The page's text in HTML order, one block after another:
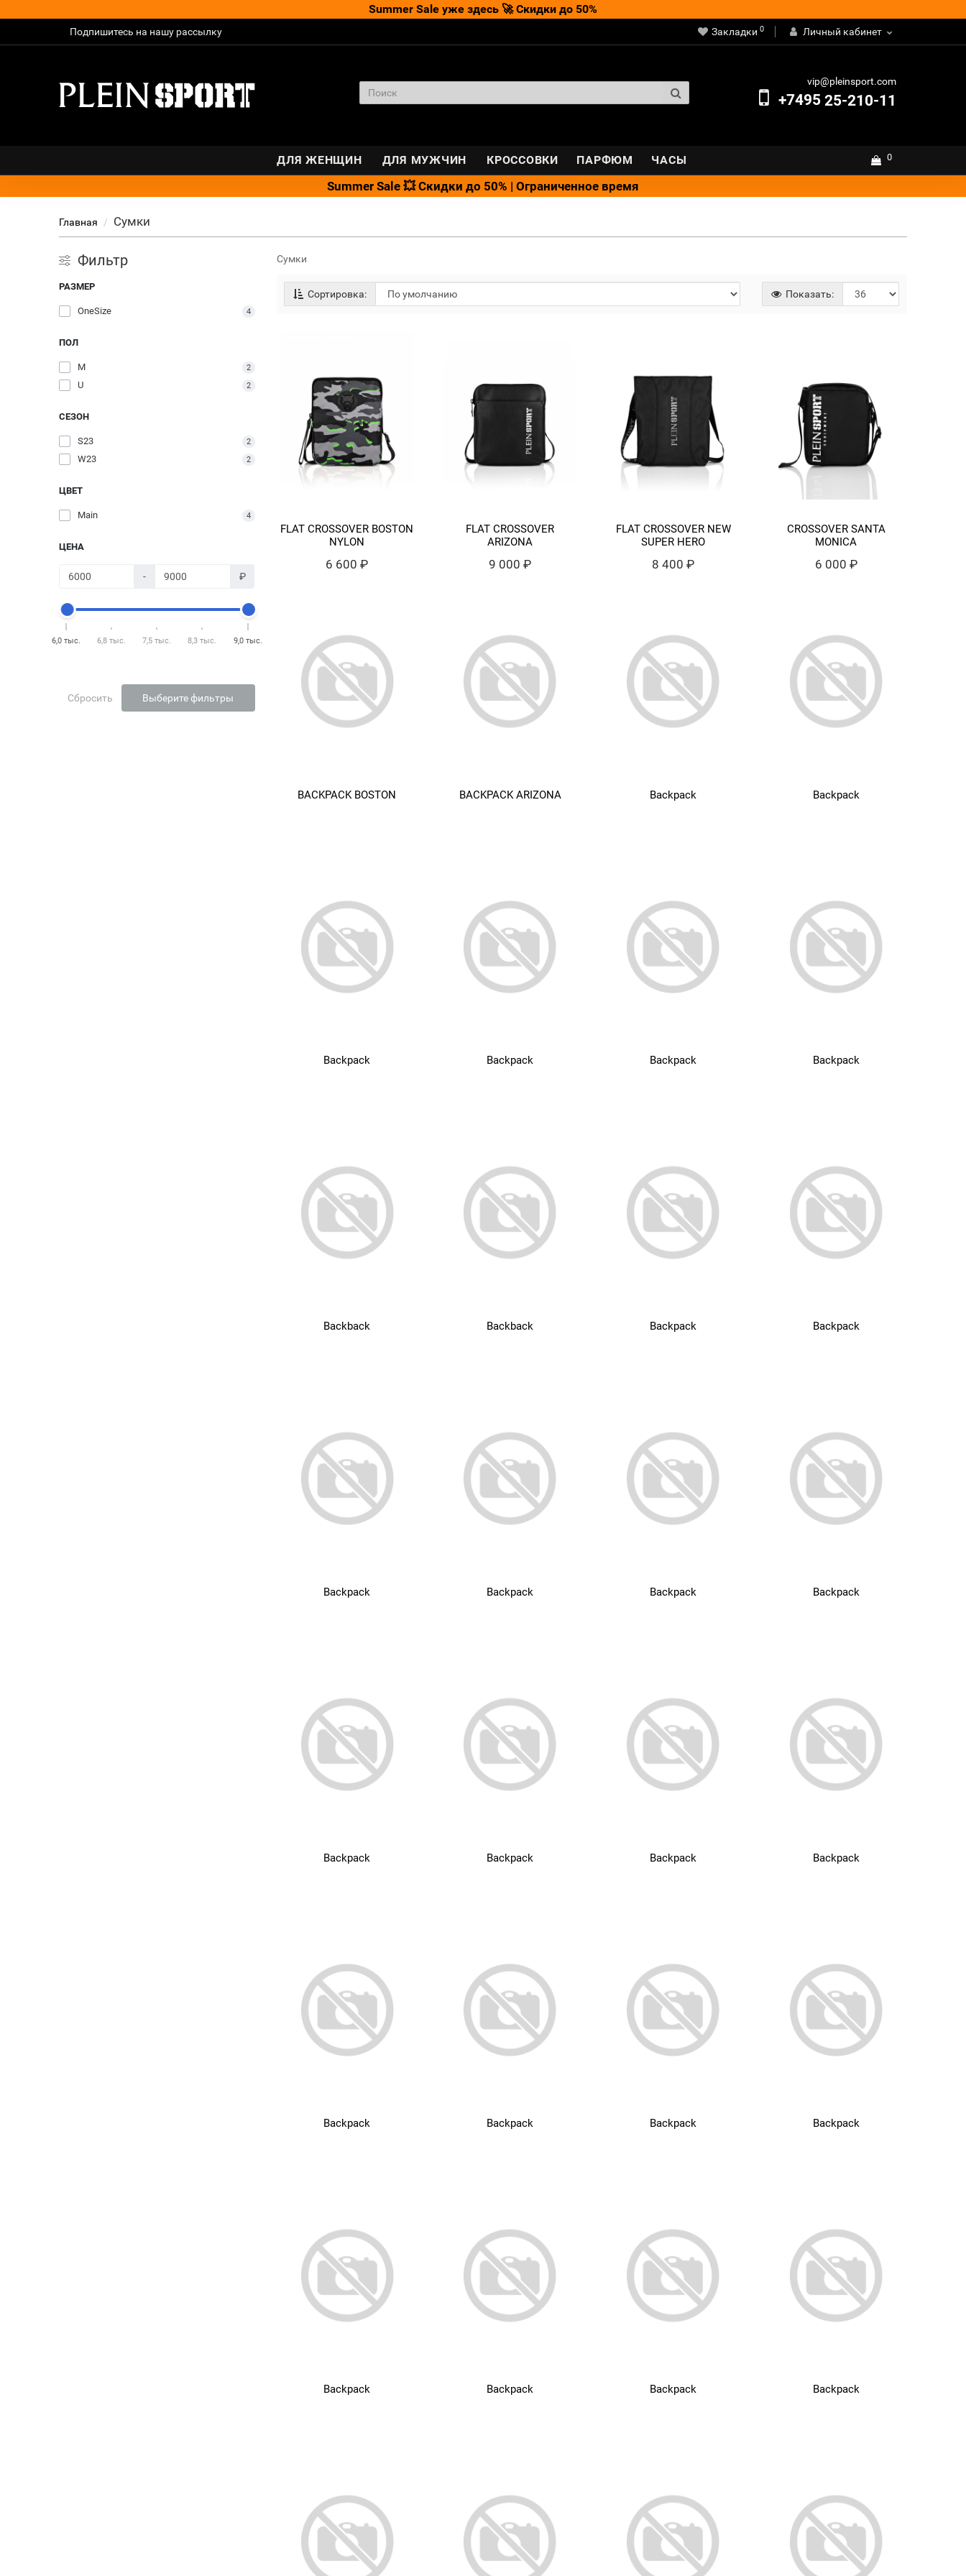
Summer Sale уже здесь 🚀 Скидки до 50%
Подпишитесь на нашу рассылку Закладки 0 Личный кабинет
vip@pleinsport.com
+749525-210-11
ДЛЯ ЖЕНЩИН ДЛЯ МУЖЧИН КРОССОВКИ ПАРФЮМ ЧАСЫ 0
Summer Sale 💥 Скидки до 50% | Ограниченное время
Главная Сумки
Фильтр
РАЗМЕР
OneSize 4
ПОЛ
M 2
U 2
СЕЗОН
S23 2
W23 2
ЦВЕТ
Main 4
ЦЕНА
- ₽
6,0 тыс. 6,8 тыс. 7,5 тыс. 8,3 тыс. 9,0 тыс.
Сбросить Выберите фильтры
Сумки
Сортировка: Показать:
FLAT CROSSOVER BOSTON
NYLON
6 600 ₽
FLAT CROSSOVER
ARIZONA
9 000 ₽
FLAT CROSSOVER NEW
SUPER HERO
8 400 ₽
CROSSOVER SANTA
MONICA
6 000 ₽
BACKPACK BOSTON BACKPACK ARIZONA Backpack Backpack
Backpack Backpack Backpack Backpack
Backback Backback Backpack Backpack
Backpack Backpack Backpack Backpack
Backpack Backpack Backpack Backpack
Backpack Backpack Backpack Backpack
Backpack Backpack Backpack Backpack